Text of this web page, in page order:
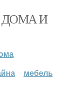
ДОМА И
мебель